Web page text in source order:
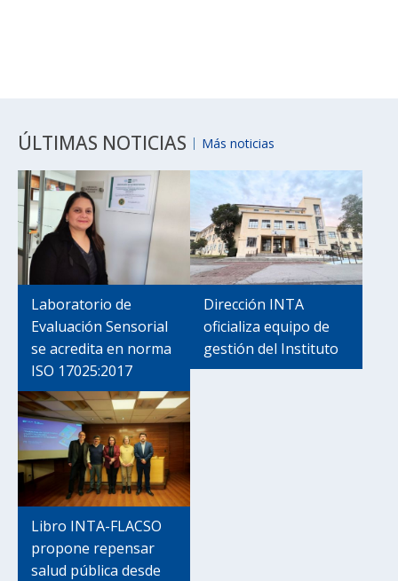
ÚLTIMAS NOTICIAS Más noticias
Laboratorio de
Evaluación Sensorial
se acredita en norma
ISO 17025:2017
Dirección INTA
oficializa equipo de
gestión del Instituto
Libro INTA-FLACSO
propone repensar
salud pública desde